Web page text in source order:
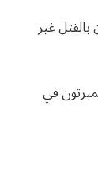
بالقتل غير
في